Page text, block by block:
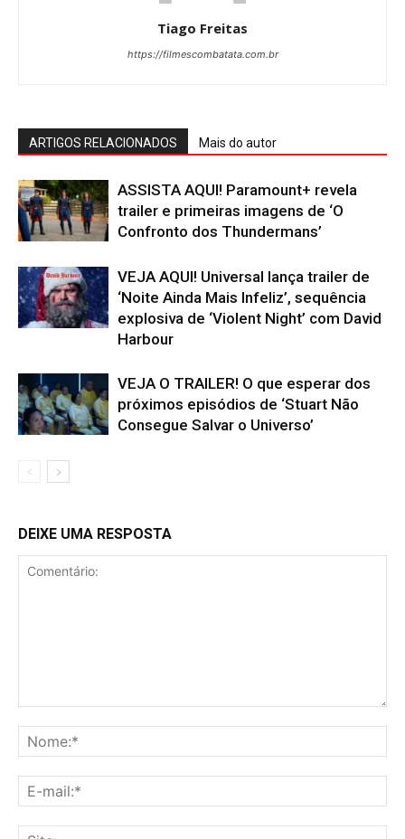
Tiago Freitas
https://filmescombatata.com.br
ARTIGOS RELACIONADOS Mais do autor
ASSISTA AQUI! Paramount+ revela
trailer e primeiras imagens de ‘O
Confronto dos Thundermans’
VEJA AQUI! Universal lança trailer de
‘Noite Ainda Mais Infeliz’, sequência
explosiva de ‘Violent Night’ com David
Harbour
VEJA O TRAILER! O que esperar dos
próximos episódios de ‘Stuart Não
Consegue Salvar o Universo’
DEIXE UMA RESPOSTA